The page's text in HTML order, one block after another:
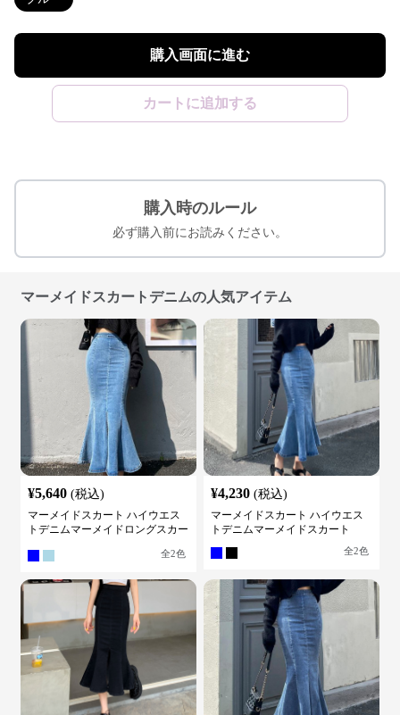
購入画面に進む
カートに追加する
購入時のルール
必ず購入前にお読みください。
マーメイドスカートデニムの人気アイテム
¥5,640 (税込)
マーメイドスカート ハイウエス
トデニムマーメイドロングスカー
全2色
¥4,230 (税込)
マーメイドスカート ハイウエス
トデニムマーメイドスカート
全2色